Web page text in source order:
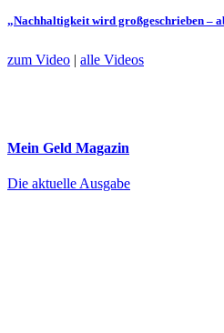
„Nachhaltigkeit wird großgeschrieben –
zum Video | alle Videos
Mein Geld Magazin
Die aktuelle Ausgabe